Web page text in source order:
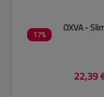
17%
OXVA -
22,39